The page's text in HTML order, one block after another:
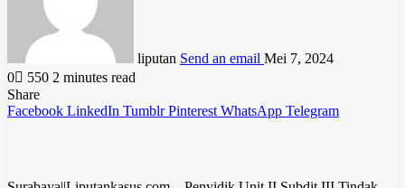
liputan Send an email Mei 7, 2024
0
550 2 minutes read
Share
Facebook LinkedIn Tumblr Pinterest WhatsApp Telegram